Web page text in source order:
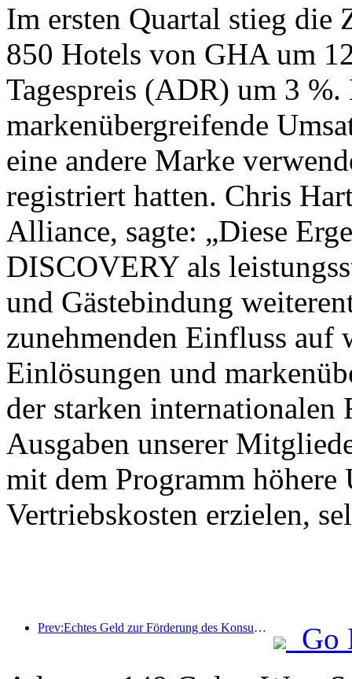
Im ersten Quartal stieg die
850 Hotels von GHA um
Tagespreis (ADR) um 3
markenübergreifende
eine andere Marke
registriert hatten. Chris
Alliance, sagte: „Diese
DISCOVERY als
und Gästebindung
zunehmenden Einfluss auf
Einlösungen und
der starken internationalen
Ausgaben unserer
mit dem Programm höhere
Vertriebskosten erzielen,
Prev:Echtes Geld zur Förderung des Konsums: Viele Orte haben Konsumgutscheine für Kultur und Tourismus zum 1. Mai ausgegeben
Go